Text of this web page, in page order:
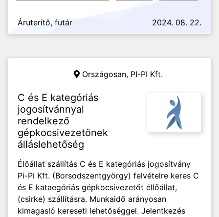
Áruterítő, futár 2024. 08. 22.
Országosan, PI-PI Kft.
C és E kategóriás
jogosítvánnyal
rendelkező
gépkocsivezetőnek
álláslehetőség
Élőállat szállítás C és E kategóriás jogosítvány
Pi-Pi Kft. (Borsodszentgyörgy) felvételre keres C
és E kataegóriás gépkocsivezetőt éllőállat,
(csirke) szállításra. Munkaidő arányosan
kimagasló kereseti lehetőséggel. Jelentkezés